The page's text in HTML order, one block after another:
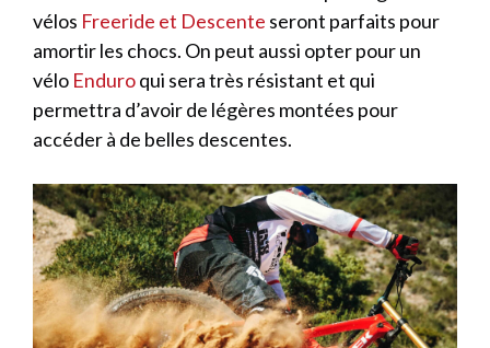
vélos Freeride et Descente seront parfaits pour
amortir les chocs. On peut aussi opter pour un
vélo Enduroqui sera très résistant et qui
permettra d’avoir de légères montées pour
accéder à de belles descentes.